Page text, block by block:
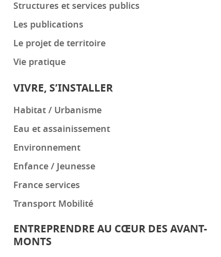
Structures et services publics
Les publications
Le projet de territoire
Vie pratique
VIVRE, S’INSTALLER
Habitat / Urbanisme
Eau et assainissement
Environnement
Enfance / Jeunesse
France services
Transport Mobilité
ENTREPRENDRE AU CŒUR DES AVANT-
MONTS